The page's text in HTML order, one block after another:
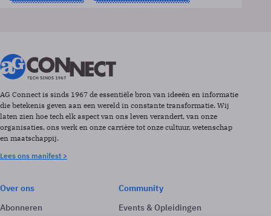
AG Connect is sinds 1967 de essentiële bron van ideeën en informatie
die betekenis geven aan een wereld in constante transformatie. Wij
laten zien hoe tech elk aspect van ons leven verandert, van onze
organisaties, ons werk en onze carrière tot onze cultuur, wetenschap
en maatschappij.
Lees ons manifest >
Over ons
Abonneren
Community
Events & Opleidingen